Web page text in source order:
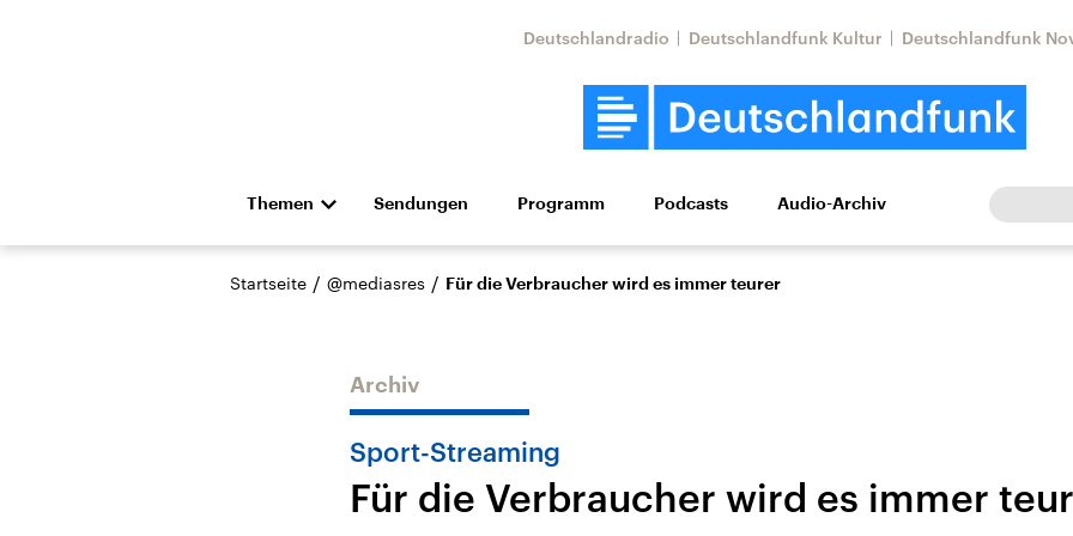
Deutschlandradio Deutschlandfunk Kultur Deutschlandfunk
Themen
Die Nachrichten Politik Wirtschaft Wissen Kultur Europa
Hörspiel und Feature Musik
Landtagswahl Sachsen-
USA
Nahostkonflikt
Iran
Sendungen Programm Podcasts Audio-Archiv
Startseite / @mediasres / Für die Verbraucher wird es immer teurer
Archiv
Sport-Streaming
Für die Verbraucher wird es immer